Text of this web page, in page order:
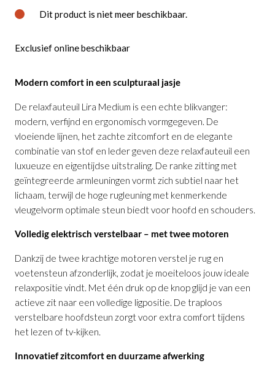
Dit product is niet meer beschikbaar.
Exclusief online beschikbaar
Modern comfort in een sculpturaal jasje
De relaxfauteuil Lira Medium is een echte blikvanger:
modern, verfijnd en ergonomisch vormgegeven. De
vloeiende lijnen, het zachte zitcomfort en de elegante
combinatie van stof en leder geven deze relaxfauteuil een
luxueuze en eigentijdse uitstraling. De ranke zitting met
geïntegreerde armleuningen vormt zich subtiel naar het
lichaam, terwijl de hoge rugleuning met kenmerkende
vleugelvorm optimale steun biedt voor hoofd en schouders.
Volledig elektrisch verstelbaar – met twee motoren
Dankzij de twee krachtige motoren verstel je rug en
voetensteun afzonderlijk, zodat je moeiteloos jouw ideale
relaxpositie vindt. Met één druk op de knop glijd je van een
actieve zit naar een volledige ligpositie. De traploos
verstelbare hoofdsteun zorgt voor extra comfort tijdens
het lezen of tv-kijken.
Innovatief zitcomfort en duurzame afwerking